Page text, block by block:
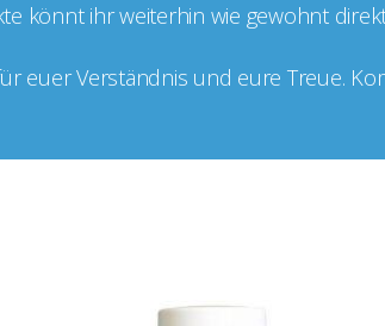
könnt ihr weiterhin wie gewohnt
euer Verständnis und eure Treue.